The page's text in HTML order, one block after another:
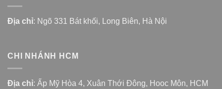
Địa chỉ: Ngõ 331 Bát khối, Long Biên, Hà Nội
CHI NHÁNH HCM
Địa chỉ: Ấp Mỹ Hòa 4, Xuân Thới Đông, Hooc Môn, HCM